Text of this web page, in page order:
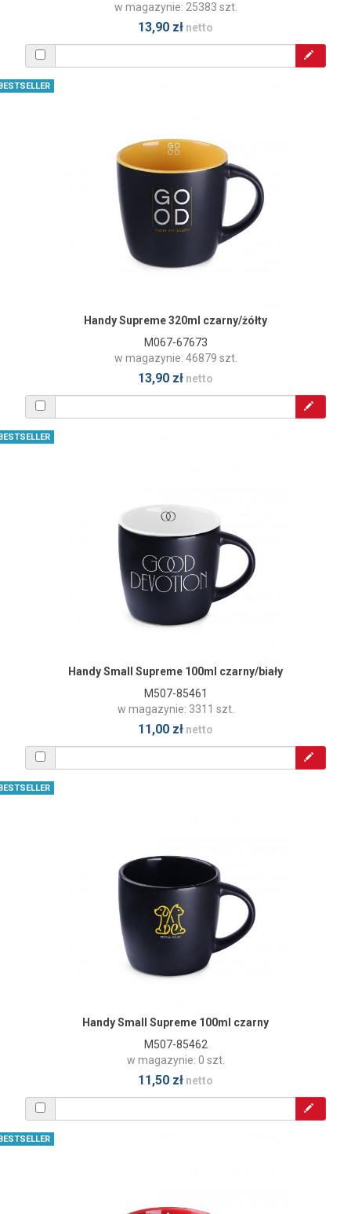
w magazynie: 25383 szt.
13,90 zł netto
Handy Supreme 320ml czarny/żółty
M067-67673
w magazynie: 46879 szt.
13,90 zł netto
Handy Small Supreme 100ml czarny/biały
M507-85461
w magazynie: 3311 szt.
11,00 zł netto
Handy Small Supreme 100ml czarny
M507-85462
w magazynie: 0 szt.
11,50 zł netto